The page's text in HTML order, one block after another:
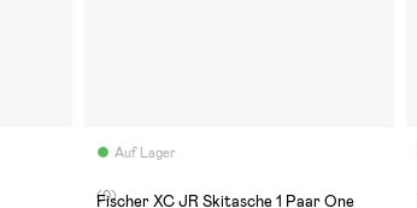
Auf Lager
(0)
Fischer XC JR Skitasche 1 Paar One